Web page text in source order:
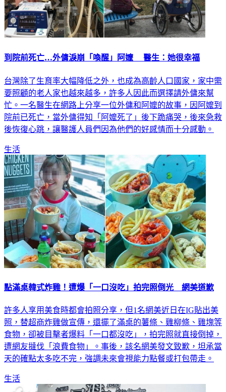
到院前死亡…外傭淚崩「喚醒」阿嬤 醫生：她很幸福
台灣除了生育率大幅降低之外，也成為高齡人口國家，家中需
要照顧的老人家也越來越多，許多人因此而選擇請外傭來幫
忙。一名醫生在網路上分享一位外傭和阿嬤的故事，因阿嬤到
院前已死亡，當外傭得知「阿嬤死了」後下跪痛哭，後來急救
後恢復心跳，讓醫護人員們因為他們的好感情而十分感動。
生活
點滿桌韓式炸雞！遭爆「一口沒吃」拍完照倒光 網美道歉
許多人享用美食時都會拍照分享，但1名網美近日在IG貼出美
照，替超商炸雞做宣傳，還擺了滿桌的薯條、雞柳條、雞塊等
食物，卻被目擊者爆料「一口都沒吃」，拍完照就直接倒掉，
遭網友撻伐「浪費食物」。事後，該名網美發文致歉，坦承當
天的確點太多吃不完，強調未來會視能力點餐或打包帶走。
生活